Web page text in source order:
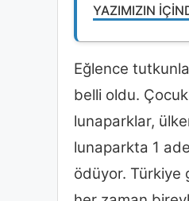
YAZIMIZIN
Eğlence
belli oldu.
lunaparklar,
lunaparkta 1
ödüyor. Türkiye